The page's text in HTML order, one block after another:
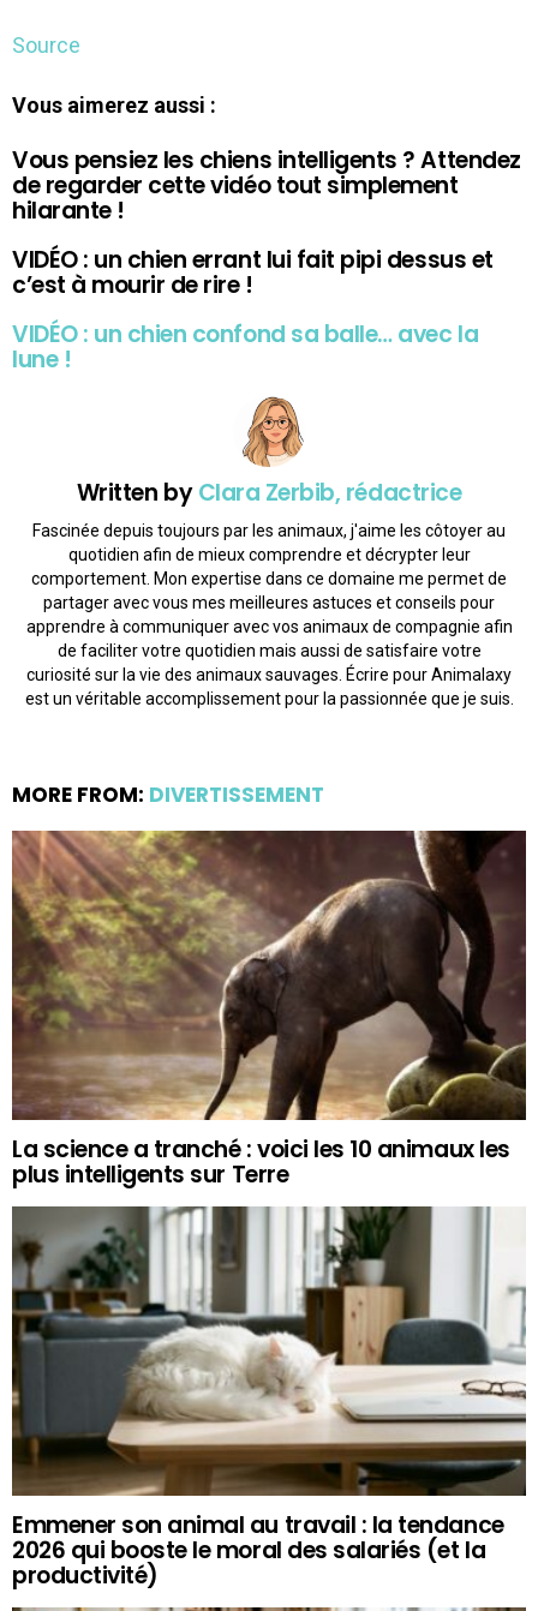
Source
Vous aimerez aussi :
Vous pensiez les chiens intelligents ? Attendez
de regarder cette vidéo tout simplement
hilarante !
VIDÉO : un chien errant lui fait pipi dessus et
c’est à mourir de rire !
VIDÉO : un chien confond sa balle… avec la
lune !
Written byClara Zerbib, rédactrice
Fascinée depuis toujours par les animaux, j'aime les côtoyer au
quotidien afin de mieux comprendre et décrypter leur
comportement. Mon expertise dans ce domaine me permet de
partager avec vous mes meilleures astuces et conseils pour
apprendre à communiquer avec vos animaux de compagnie afin
de faciliter votre quotidien mais aussi de satisfaire votre
curiosité sur la vie des animaux sauvages. Écrire pour Animalaxy
est un véritable accomplissement pour la passionnée que je suis.
MORE FROM: DIVERTISSEMENT
La science a tranché : voici les 10 animaux les
plus intelligents sur Terre
Emmener son animal au travail : la tendance
2026 qui booste le moral des salariés (et la
productivité)